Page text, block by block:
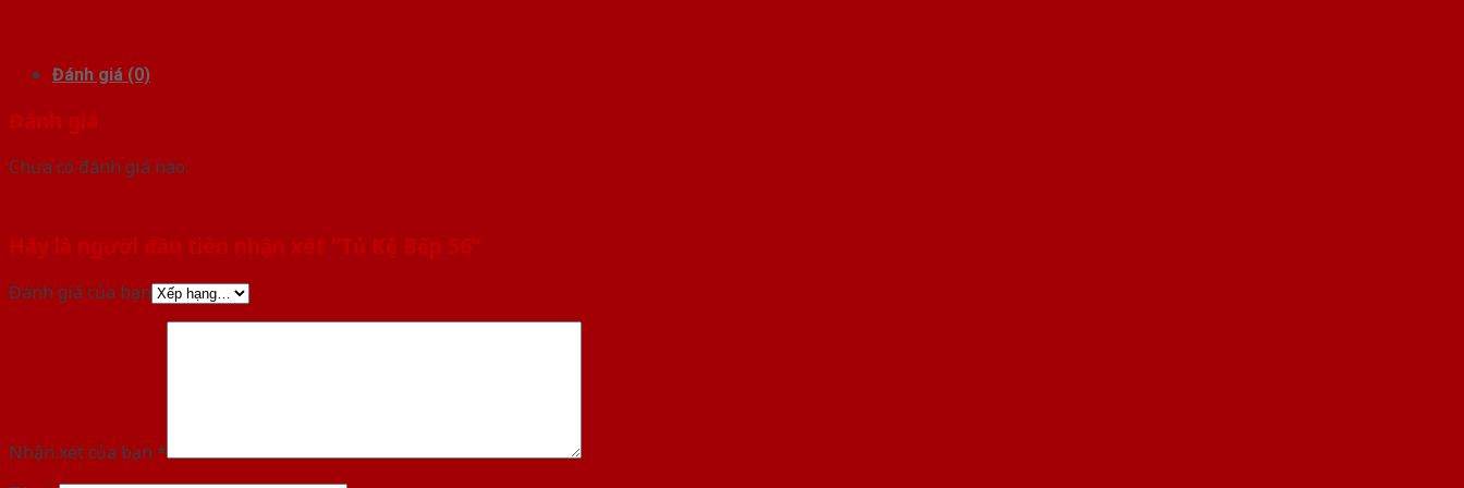
Đánh giá (0)
Đánh giá
Chưa có đánh giá nào.
Hãy là người đầu tiên nhận xét “Tủ Kệ Bếp 56”
Đánh giá của bạn
Nhận xét của bạn *